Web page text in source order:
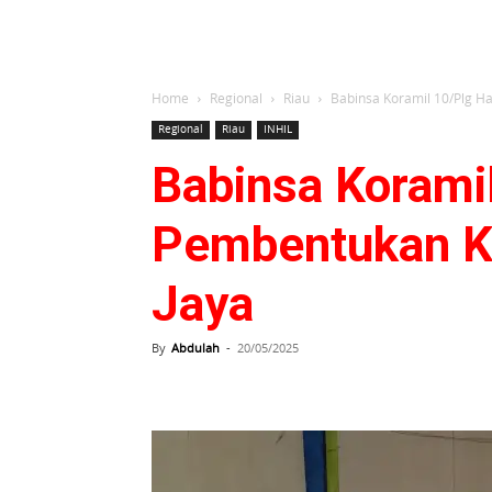
Home Regional Riau Babinsa Koramil 10/Plg
Regional Riau INHIL
Babinsa
Pembentukan
Jaya
By Abdulah - 20/05/2025